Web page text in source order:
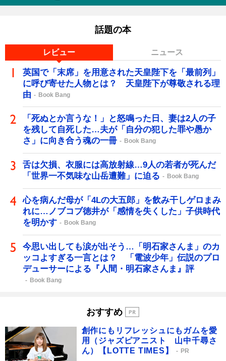
話題の本
レビュー ニュース
英国で「末席」を用意された天皇陛下を「最前列」
に呼び寄せた人物とは？ 天皇陛下が尊敬される理
由
Book Bang
「死ぬとか言うな！」と怒鳴った日、妻は2人の子
を残して自死した…夫が「自分の犯した罪や愚か
さ」に向き合う魂の一冊
Book Bang
舌は欠損、衣服には高放射線…9人の若者が死んだ
「世界一不気味な山岳遭難」に迫る
Book Bang
心を病んだ母が「4Lの大五郎」を飲み干しゲロまみ
れに…ノブコブ徳井が「感情を失くした」子供時代
を明かす
Book Bang
今思い出しても涙が出そう…「明石家さんま」のカ
ッコよすぎる一言とは？ 「電波少年」伝説のプロ
デューサーによる『人間・明石家さんま』評
Book Bang
おすすめ
創作にもリフレッシュにもガムを愛
用（ジャズピアニスト 山中千尋さ
ん）【LOTTE TIMES】
PR